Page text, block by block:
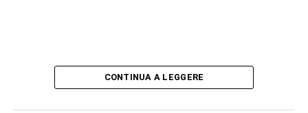
CONTINUA A LEGGERE